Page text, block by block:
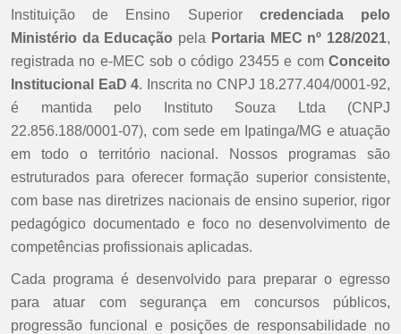
Instituição de Ensino Superior credenciada pelo
Ministério da Educação pela Portaria MEC nº 128/2021,
registrada no e-MEC sob o código 23455 e com Conceito
Institucional EaD 4. Inscrita no CNPJ 18.277.404/0001-92,
é mantida pelo Instituto Souza Ltda (CNPJ
22.856.188/0001-07), com sede em Ipatinga/MG e atuação
em todo o território nacional. Nossos programas são
estruturados para oferecer formação superior consistente,
com base nas diretrizes nacionais de ensino superior, rigor
pedagógico documentado e foco no desenvolvimento de
competências profissionais aplicadas.
Cada programa é desenvolvido para preparar o egresso
para atuar com segurança em concursos públicos,
progressão funcional e posições de responsabilidade no